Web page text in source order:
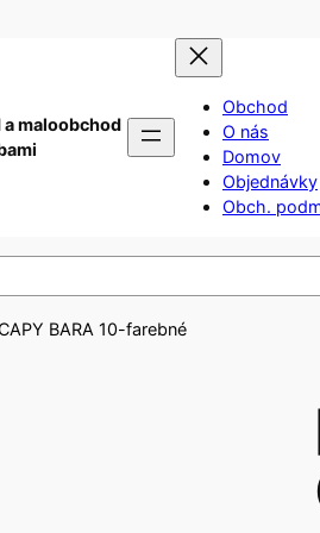
maloobchod
Obchod
O nás
Domov
Objednávky
Obch.
BARA 10-farebné